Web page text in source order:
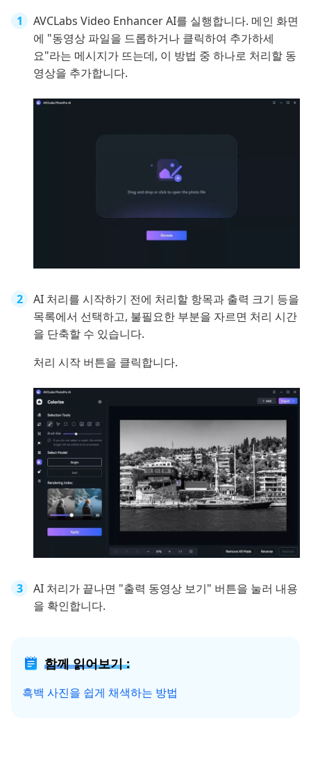
AVCLabs Video Enhancer AI를 실행합니다. 메인 화면
에 "동영상 파일을 드롭하거나 클릭하여 추가하세
요"라는 메시지가 뜨는데, 이 방법 중 하나로 처리할 동
영상을 추가합니다.
AI 처리를 시작하기 전에 처리할 항목과 출력 크기 등을
목록에서 선택하고, 불필요한 부분을 자르면 처리 시간
을 단축할 수 있습니다.
처리 시작 버튼을 클릭합니다.
AI 처리가 끝나면 "출력 동영상 보기" 버튼을 눌러 내용
을 확인합니다.
함께 읽어보기 :
흑백 사진을 쉽게 채색하는 방법